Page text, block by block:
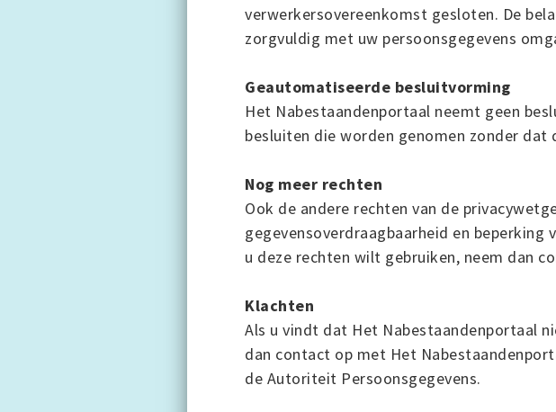
verwerkersovereenkomst gesloten. De
zorgvuldig met uw persoonsgegevens
Geautomatiseerde besluitvorming
Het Nabestaandenportaal neemt geen
besluiten die worden genomen zonder
Nog meer rechten
Ook de andere rechten van de
gegevensoverdraagbaarheid en
u deze rechten wilt gebruiken, neem dan
Klachten
Als u vindt dat Het Nabestaandenportaal
dan contact op met Het
de Autoriteit Persoonsgegevens.